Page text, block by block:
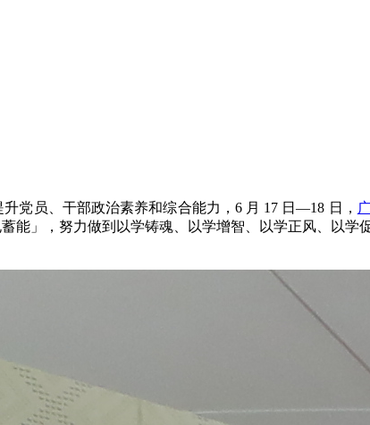
党员、干部政治素养和综合能力，6 月 17 日—18 日，
能」，努力做到以学铸魂、以学增智、以学正风、以